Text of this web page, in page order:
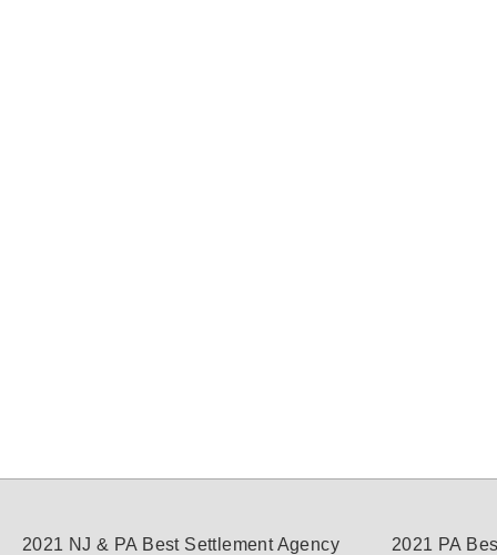
2021 NJ & PA Best Settlement Agency 2021 PA